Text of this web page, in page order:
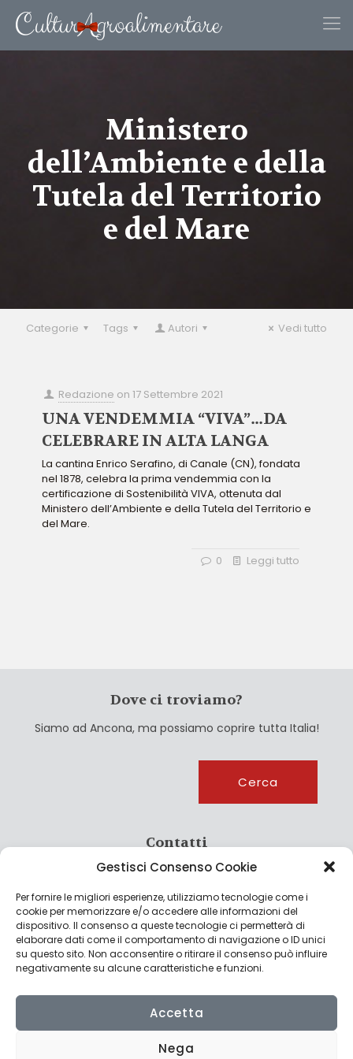
Gestisci Consenso Cookie
Per fornire le migliori esperienze, utilizziamo tecnologie come i
cookie per memorizzare e/o accedere alle informazioni del
dispositivo. Il consenso a queste tecnologie ci permetterà di
elaborare dati come il comportamento di navigazione o ID unici
su questo sito. Non acconsentire o ritirare il consenso può influire
negativamente su alcune caratteristiche e funzioni.
Accetta
Nega
Ministero
dell’Ambiente e della
Tutela del Territorio
e del Mare
Categorie Tags Autori Vedi tutto
Redazione on17 Settembre 2021
UNA VENDEMMIA “VIVA”…DA
CELEBRARE IN ALTA LANGA
La cantina Enrico Serafino, di Canale (CN), fondata
nel 1878, celebra la prima vendemmia con la
certificazione di Sostenibilità VIVA, ottenuta dal
Ministero dell’Ambiente e della Tutela del Territorio e
del Mare.
0 Leggi tutto
Dove ci troviamo?
Siamo ad Ancona, ma possiamo coprire tutta Italia!
Cerca
Contatti
info@culturagroalimentare.com
Note legali
Privacy Policy